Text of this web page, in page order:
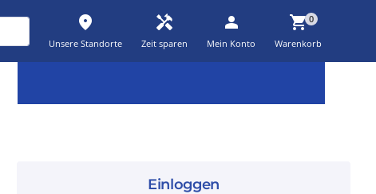
place
Unsere Standorte
handyman
Zeit sparen
person
Mein Konto
shopping_cart0
Warenkorb
Einloggen